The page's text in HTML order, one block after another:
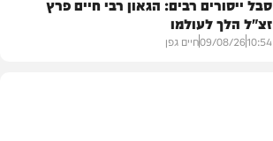
סבל ייסורים רבים: הגאון רבי חיים פרץ
זצ"ל הלך לעולמו
10:54
09/08/26חיים גפן